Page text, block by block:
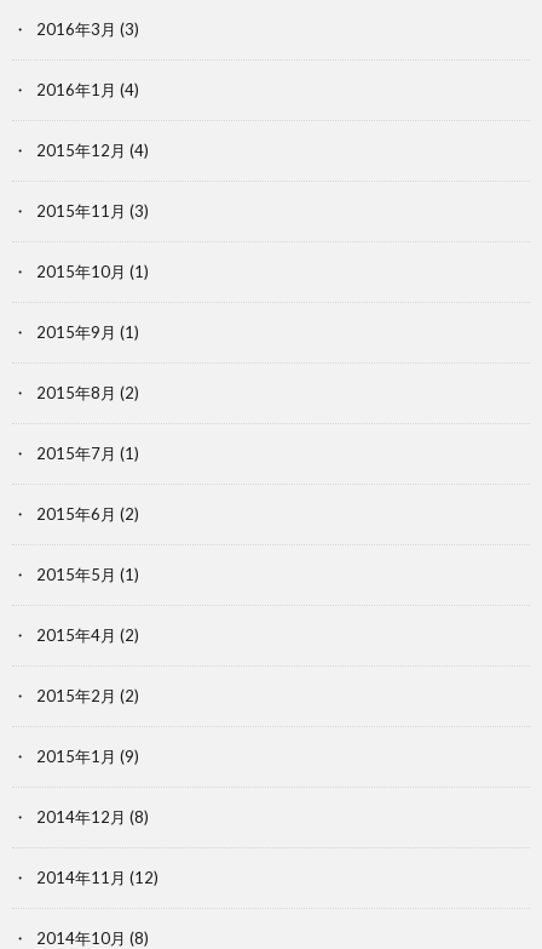
2016年3月 (3)
2016年1月 (4)
2015年12月 (4)
2015年11月 (3)
2015年10月 (1)
2015年9月 (1)
2015年8月 (2)
2015年7月 (1)
2015年6月 (2)
2015年5月 (1)
2015年4月 (2)
2015年2月 (2)
2015年1月 (9)
2014年12月 (8)
2014年11月 (12)
2014年10月 (8)